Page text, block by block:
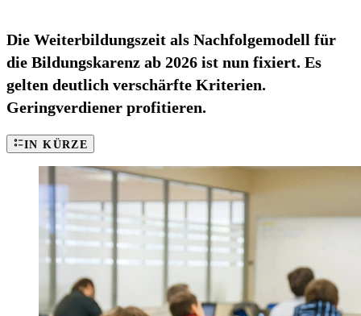
Die Weiterbildungszeit als Nachfolgemodell für
die Bildungskarenz ab 2026 ist nun fixiert. Es
gelten deutlich verschärfte Kriterien.
Geringverdiener profitieren.
IN KÜRZE